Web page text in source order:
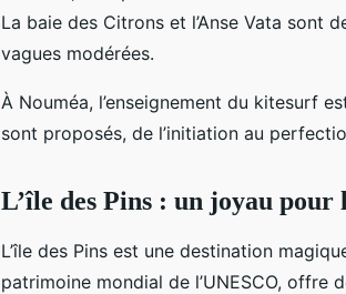
La baie des Citrons et l’Anse Vata sont
vagues modérées.
À Nouméa, l’enseignement du kitesurf
sont proposés, de l’initiation au
L’île des Pins : un joyau
L’île des Pins est une destination
patrimoine mondial de l’UNESCO,